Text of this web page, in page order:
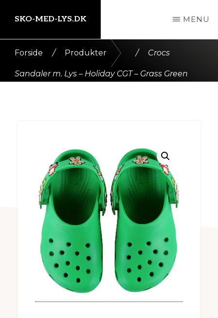
indhold
SKO-MED-LYS.DK MENU
Forside / Produkter / Crocs
Sandaler m. Lys – Holiday CGT – Grass Green